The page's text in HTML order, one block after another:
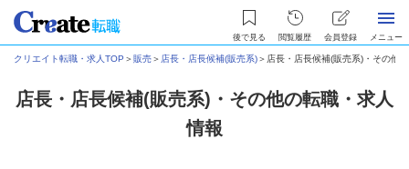
後で見る 閲覧履歴 会員登録 メニュー
クリエイト転職・求人TOP ＞ 販売＞ 店長・店長候補(販売系)＞ 店長・店長候補(販売系)・その他
店長・店長候補(販売系)・その他の転職・求人
情報